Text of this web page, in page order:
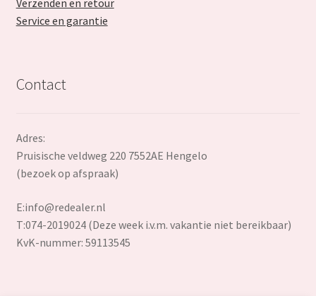
Service en garantie
Contact
Adres:
Pruisische veldweg 220 7552AE Hengelo
(bezoek op afspraak)
E:info@redealer.nl
T:074-2019024 (Deze week i.v.m. vakantie niet bereikbaar)
KvK-nummer: 59113545